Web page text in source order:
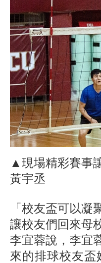
▲現場精彩賽事
黃宇丞
「校友盃可以
讓校友們回來母
李宜蓉說，李宜
來的排球校友